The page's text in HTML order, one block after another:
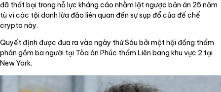
đã thất bại trong nỗ lực kháng cáo nhằm lật ngược bản án 25 năm
tù vì các tội danh lừa đảo liên quan đến sự sụp đổ của đế chế
crypto này.
Quyết định được đưa ra vào ngày thứ Sáu bởi một hội đồng thẩm
phán gồm ba người tại Tòa án Phúc thẩm Liên bang khu vực 2 tại
New York.